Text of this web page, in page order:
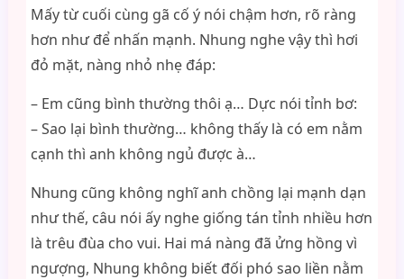
Mấy từ cuối cùng gã cố ý nói chậm hơn, rõ ràng
hơn như để nhấn mạnh. Nhung nghe vậy thì hơi
đỏ mặt, nàng nhỏ nhẹ đáp:
– Em cũng bình thường thôi ạ… Dực nói tỉnh bơ:
– Sao lại bình thường… không thấy là có em nằm
cạnh thì anh không ngủ được à…
Nhung cũng không nghĩ anh chồng lại mạnh dạn
như thế, câu nói ấy nghe giống tán tỉnh nhiều hơn
là trêu đùa cho vui. Hai má nàng đã ửng hồng vì
ngượng, Nhung không biết đối phó sao liền nằm